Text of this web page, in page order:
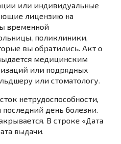
или индивидуальные
лицензию на
временной
поликлиники,
вы обратились. Акт о
медицинским
или подрядных
или стоматологу.
нетрудоспособности,
день болезни.
В строке «Дата
выдачи.